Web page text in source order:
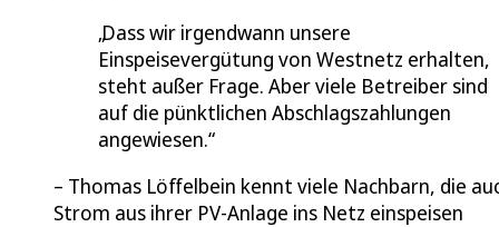
Dass wir irgendwann unsere
Einspeisevergütung von Westnetz erhalten,
steht außer Frage. Aber viele Betreiber sind
auf die pünktlichen Abschlagszahlungen
angewiesen.
Thomas Löffelbein kennt viele Nachbarn, die
Strom aus ihrer PV-Anlage ins Netz einspeisen